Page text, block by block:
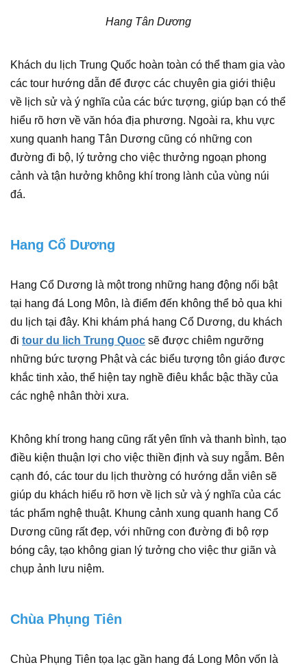
Hang Tân Dương
Khách du lịch Trung Quốc hoàn toàn có thể tham gia vào
các tour hướng dẫn để được các chuyên gia giới thiệu
về lịch sử và ý nghĩa của các bức tượng, giúp bạn có thể
hiểu rõ hơn về văn hóa địa phương. Ngoài ra, khu vực
xung quanh hang Tân Dương cũng có những con
đường đi bộ, lý tưởng cho việc thưởng ngoạn phong
cảnh và tận hưởng không khí trong lành của vùng núi
đá.
Hang Cổ Dương
Hang Cổ Dương là một trong những hang động nổi bật
tại hang đá Long Môn, là điểm đến không thể bỏ qua khi
du lịch tại đây. Khi khám phá hang Cổ Dương, du khách
đi tour du lich Trung Quoc sẽ được chiêm ngưỡng
những bức tượng Phật và các biểu tượng tôn giáo được
khắc tinh xảo, thể hiện tay nghề điêu khắc bậc thầy của
các nghệ nhân thời xưa.
Không khí trong hang cũng rất yên tĩnh và thanh bình, tạo
điều kiện thuận lợi cho việc thiền định và suy ngẫm. Bên
cạnh đó, các tour du lịch thường có hướng dẫn viên sẽ
giúp du khách hiểu rõ hơn về lịch sử và ý nghĩa của các
tác phẩm nghệ thuật. Khung cảnh xung quanh hang Cổ
Dương cũng rất đẹp, với những con đường đi bộ rợp
bóng cây, tạo không gian lý tưởng cho việc thư giãn và
chụp ảnh lưu niệm.
Chùa Phụng Tiên
Chùa Phụng Tiên tọa lạc gần hang đá Long Môn vốn là